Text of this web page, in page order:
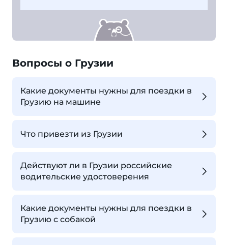
Вопросы о Грузии
Какие документы нужны для поездки в
Грузию на машине
Что привезти из Грузии
Действуют ли в Грузии российские
водительские удостоверения
Какие документы нужны для поездки в
Грузию с собакой